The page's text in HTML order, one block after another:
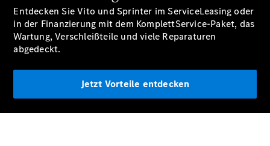
Sprinter
Fahrgestell
Sprinter
Fahrgestell
Sprinter
Pritschenwagen
Entdecken Sie Vito und Sprinter im ServiceLeasing oder
in der Finanzierung mit dem KomplettService-Paket, das
Wartung, Verschleißteile und viele Reparaturen
abgedeckt.
Jetzt Vorteile entdecken